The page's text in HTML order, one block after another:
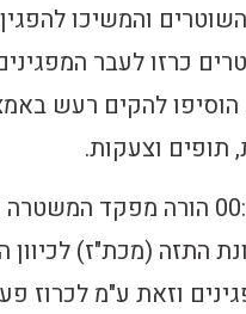
והמשיכו
כרזו לעבר
הוסיפו להקים רעש
תופים וצעקות.
בשעה 00:05 הורה מפקד
התזה (מכת"ז) לכיוון
וזאת ע"מ לכרוז